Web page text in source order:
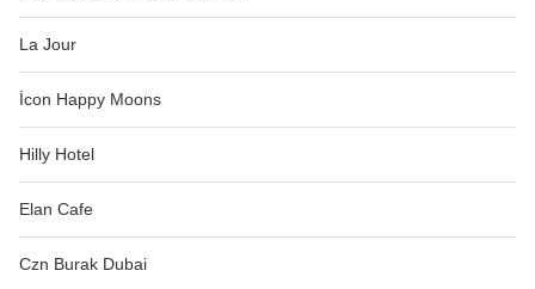
La Jour
İcon Happy Moons
Hilly Hotel
Elan Cafe
Czn Burak Dubai